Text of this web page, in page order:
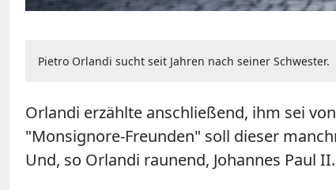
Pietro Orlandi sucht seit Jahren nach seiner Schwester.
Orlandi erzählte anschließend, ihm sei
"Monsignore-Freunden" soll dieser
Und, so Orlandi raunend, Johannes Paul